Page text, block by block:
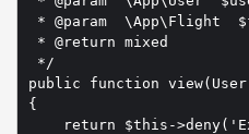
* @param  \App\Flight
* @return mixed
*/
public function
{
return $this-